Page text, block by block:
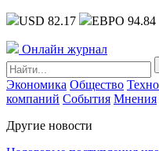
USD 82.17 ЕВРО 94.84
Онлайн журнал
Экономика Общество
компаний События Мнения
Другие новости